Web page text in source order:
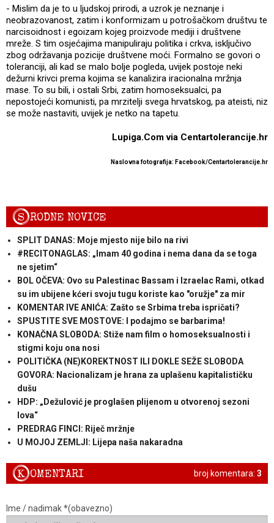
- Mislim da je to u ljudskoj prirodi, a uzrok je neznanje i
neobrazovanost, zatim i konformizam u potrošačkom društvu te
narcisoidnost i egoizam kojeg proizvode mediji i društvene
mreže. S tim osjećajima manipuliraju politika i crkva, isključivo
zbog održavanja pozicije društvene moći. Formalno se govori o
toleranciji, ali kad se malo bolje pogleda, uvijek postoje neki
dežurni krivci prema kojima se kanalizira iracionalna mržnja
mase. To su bili, i ostali Srbi, zatim homoseksualci, pa
nepostojeći komunisti, pa mrzitelji svega hrvatskog, pa ateisti, niz
se može nastaviti, uvijek je netko na tapetu.
Lupiga.Com via Centartolerancije.hr
Naslovna fotografija: Facebook/Centartolerancije.hr
SRODNE NOVICE
SPLIT DANAS: Moje mjesto nije bilo na rivi
#RECITONAGLAS: „Imam 40 godina i nema dana da se toga
ne sjetim“
BOL OČEVA: Ovo su Palestinac Bassam i Izraelac Rami, otkad
su im ubijene kćeri svoju tugu koriste kao "oružje" za mir
KOMENTAR IVE ANIĆA: Zašto se Srbima treba ispričati?
SPUSTITE SVE MOSTOVE: I podajmo se barbarima!
KONAČNA SLOBODA: Stiže nam film o homoseksualnosti i
stigmi koju ona nosi
POLITIČKA (NE)KOREKTNOST ILI DOKLE SEŽE SLOBODA
GOVORA: Nacionalizam je hrana za uplašenu kapitalističku
dušu
HDP: „Dežulović je proglašen plijenom u otvorenoj sezoni
lova“
PREDRAG FINCI: Riječ mržnje
U MOJOJ ZEMLJI: Lijepa naša nakaradna
broj komentara: 3
KOMENTARI
Ime / nadimak *(obavezno)